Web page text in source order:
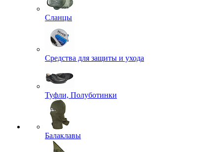
Сланцы
Средства для защиты и ухода
Туфли, Полуботинки
Балаклавы